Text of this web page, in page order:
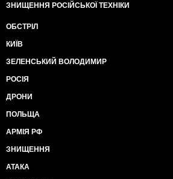
ЗНИЩЕННЯ РОСІЙСЬКОЇ ТЕХНІКИ
ОБСТРІЛ
КИЇВ
ЗЕЛЕНСЬКИЙ ВОЛОДИМИР
РОСІЯ
ДРОНИ
ПОЛЬЩА
АРМІЯ РФ
ЗНИЩЕННЯ
АТАКА